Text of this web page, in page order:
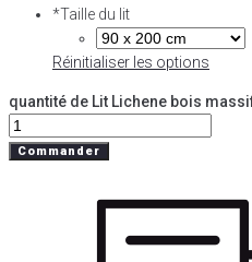
*Taille du lit
Réinitialiser les options
quantité de Lit Lichene bois
Commander